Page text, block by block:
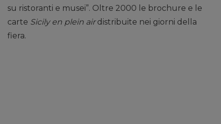
su ristoranti e musei”. Oltre 2000 le brochure e le
carte Sicily en plein airdistribuite nei giorni della
fiera.